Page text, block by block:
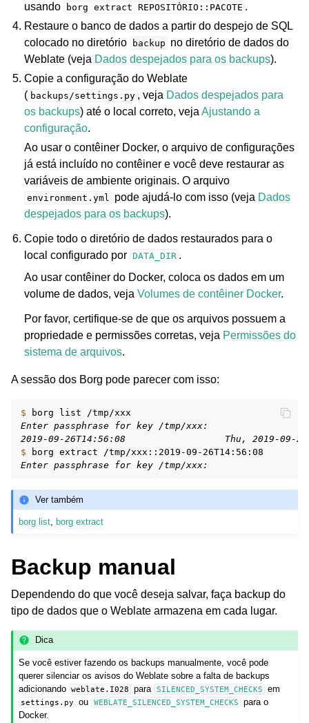
usando
borg extract REPOSITÓRIO::PACOTE .
Restaure o banco de dados a partir do despejo de SQL
colocado no diretório
backup no diretório de dados do
Weblate (veja Dados despejados para os backups).
Copie a configuração do Weblate
( backups/settings.py , veja Dados despejados para
os backups) até o local correto, vejaAjustando a
configuração.
Ao usar o contêiner Docker, o arquivo de configurações
já está incluído no contêiner e você deve restaurar as
variáveis de ambiente originais. O arquivo
environment.yml pode ajudá-lo com isso (veja Dados
despejados para os backups).
Copie todo o diretório de dados restaurados para o
local configurado por DATA_DIR .
Ao usar contêiner do Docker, coloca os dados em um
volume de dados, vejaVolumes de contêiner Docker.
Por favor, certifique-se de que os arquivos possuem a
propriedade e permissões corretas, veja Permissões do
sistema de arquivos.
A sessão dos Borg pode parecer com isso:
$ borg list
Enter passphrase for key /tmp/xxx:
2019-09-26T14:56:08                  Thu, 2019-09-26
$
borg extract
Enter passphrase for key /tmp/xxx:
Ver também
borg list borg extract
Backup manual
Dependendo do que você deseja salvar, faça backup do
tipo de dados que o Weblate armazena em cada lugar.
Dica
Se você estiver fazendo os backups manualmente, você pode
querer silenciar os avisos do Weblate sobre a falta de backups
adicionando
weblate.I028 para SILENCED_SYSTEM_CHECKS em
settings.py ou WEBLATE_SILENCED_SYSTEM_CHECKS
para o
Docker.